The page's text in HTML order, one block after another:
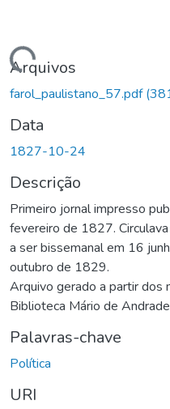
Carregando...
Arquivos
farol_paulistano_57.pdf
Data
1827-10-24
Descrição
Primeiro jornal impresso
fevereiro de 1827.
a ser bissemanal em 16
outubro de 1829.
Arquivo gerado a partir dos
Biblioteca Mário de Andrade
Palavras-chave
Política
URI